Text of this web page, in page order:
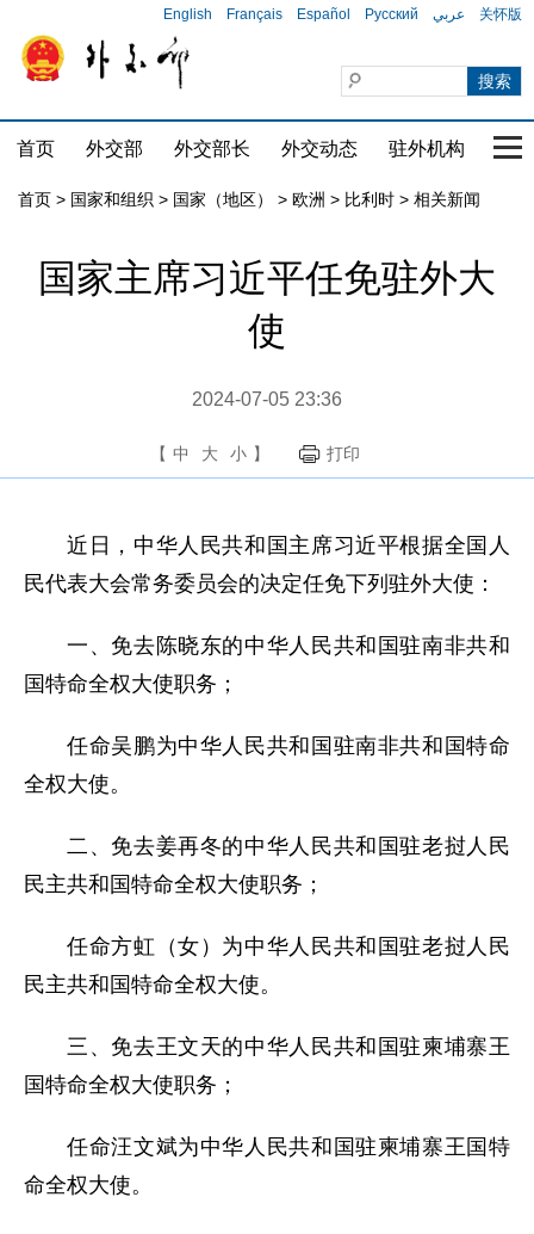
English Français Español Русский عربي 关怀版
首页 外交部 外交部长 外交动态 驻外机构 国
首页 > 国家和组织 > 国家（地区） > 欧洲 > 比利时 > 相关新闻
国家主席习近平任免驻外大
使
2024-07-05 23:36
【 中 大 小 】 打印
近日，中华人民共和国主席习近平根据全国人
民代表大会常务委员会的决定任免下列驻外大使：
一、免去陈晓东的中华人民共和国驻南非共和
国特命全权大使职务；
任命吴鹏为中华人民共和国驻南非共和国特命
全权大使。
二、免去姜再冬的中华人民共和国驻老挝人民
民主共和国特命全权大使职务；
任命方虹（女）为中华人民共和国驻老挝人民
民主共和国特命全权大使。
三、免去王文天的中华人民共和国驻柬埔寨王
国特命全权大使职务；
任命汪文斌为中华人民共和国驻柬埔寨王国特
命全权大使。